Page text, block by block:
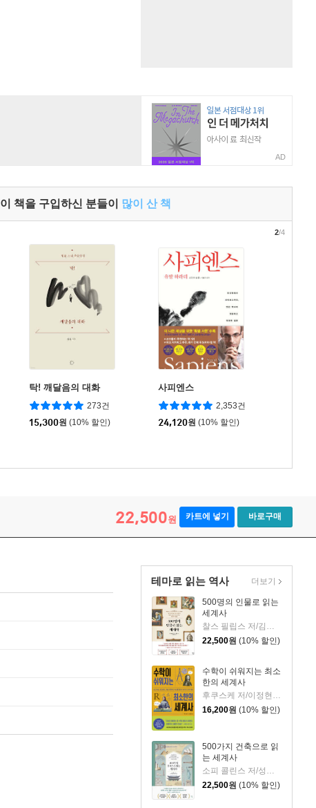
AD
이 책을 구입하신 분들이 많이 산 책
탁! 깨달음의 대화
273건
15,300원 (10% 할인)
사피엔스
2,353건
24,120원 (10% 할인)
2/4
22,500원 카트에 넣기 바로구매
테마로 읽는 역사
500명의 인물로 읽는
세계사
찰스 필립스 저/김봉중 감수/임지연 역
22,500원 (10% 할인)
수학이 쉬워지는 최소
한의 세계사
후쿠스케 저/이정현 역
16,200원 (10% 할인)
500가지 건축으로 읽
는 세계사
22,500원 (10% 할인)
더보기